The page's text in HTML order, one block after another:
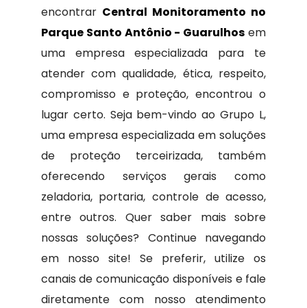
encontrar Central Monitoramento no
Parque Santo Antônio - Guarulhos em
uma empresa especializada para te
atender com qualidade, ética, respeito,
compromisso e proteção, encontrou o
lugar certo. Seja bem-vindo ao Grupo L,
uma empresa especializada em soluções
de proteção terceirizada, também
oferecendo serviços gerais como
zeladoria, portaria, controle de acesso,
entre outros. Quer saber mais sobre
nossas soluções? Continue navegando
em nosso site! Se preferir, utilize os
canais de comunicação disponíveis e fale
diretamente com nosso atendimento